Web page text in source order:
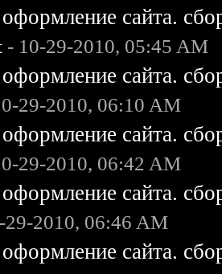
сайта.
- 10-29-2010, 05:45 AM
сайта.
29-2010, 06:10 AM
сайта.
29-2010, 06:42 AM
сайта.
29-2010, 06:46 AM
сайта.